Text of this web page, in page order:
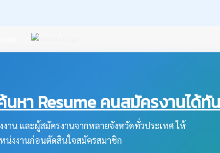
หา Resume คนสมัครงานได้ทั
าน และผู้สมัครงานจากหลายจังหวัดทั่วประเทศ ให้
น่งงานก่อนตัดสินใจสมัครสมาชิก